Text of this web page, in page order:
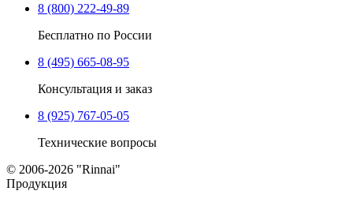
8 (800) 222-49-89
Бесплатно по России
8 (495) 665-08-95
Консультация и заказ
8 (925) 767-05-05
Технические вопросы
© 2006-2026 "Rinnai"
Продукция